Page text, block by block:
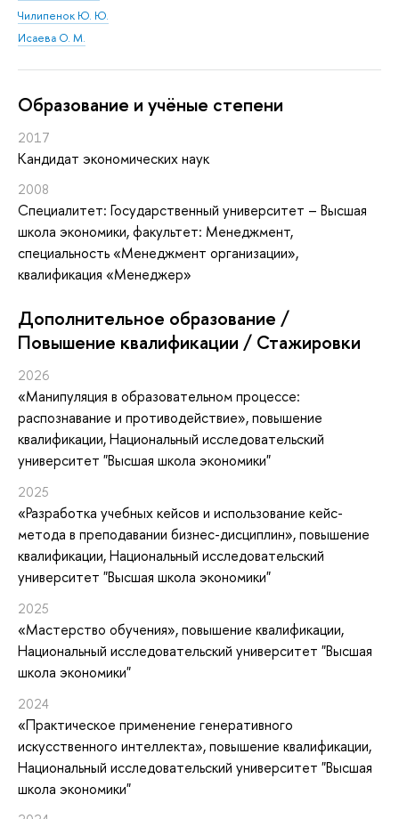
Чилипенок Ю. Ю.
Исаева О. М.
Oбразование и учёные степени
2017
Кандидат экономических наук
2008
Специалитет: Государственный университет – Высшая
школа экономики, факультет: Менеджмент,
специальность «Менеджмент организации»,
квалификация «Менеджер»
Дополнительное образование /
Повышение квалификации / Стажировки
2026
«Манипуляция в образовательном процессе:
распознавание и противодействие», повышение
квалификации, Национальный исследовательский
университет "Высшая школа экономики"
2025
«Разработка учебных кейсов и использование кейс-
метода в преподавании бизнес-дисциплин», повышение
квалификации, Национальный исследовательский
университет "Высшая школа экономики"
2025
«Мастерство обучения», повышение квалификации,
Национальный исследовательский университет "Высшая
школа экономики"
2024
«Практическое применение генеративного
искусственного интеллекта», повышение квалификации,
Национальный исследовательский университет "Высшая
школа экономики"